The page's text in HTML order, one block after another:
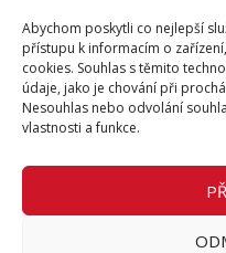
Abychom poskytli co nejlepší
přístupu k informacím o
cookies. Souhlas s těmito
údaje, jako je chování při
Nesouhlas nebo odvolání
vlastnosti a funkce.
Zastupitelé jednali
1. 8. 2026
Zásady
Zásady
Inzerce v